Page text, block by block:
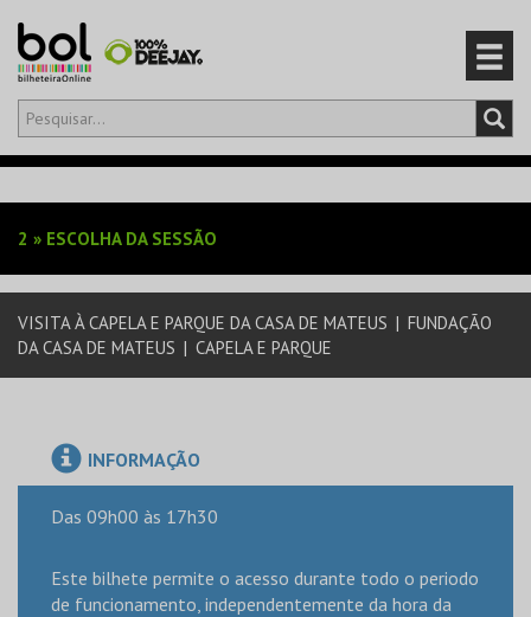
Olá,iniciar sessão
EVENTOS
CARTÕES
2 » ESCOLHA DA SESSÃO
VISITA À CAPELA E PARQUE DA CASA DE MATEUS | FUNDAÇÃO
DA CASA DE MATEUS | CAPELA E PARQUE
INFORMAÇÃO
Das 09h00 às 17h30
Este bilhete permite o acesso durante todo o periodo
de funcionamento, independentemente da hora da